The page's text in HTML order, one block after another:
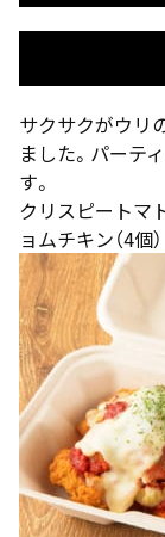
サクサクがウリ
ました。パーテ
す。
クリスピートマ
ョムチキン（4個）